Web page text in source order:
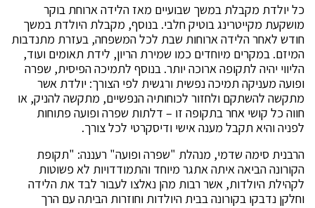
כל יולדת מקבלת במשך שבועיים מאז הלידה ארוחת בוקר
מושקעת מקייטרינג בוטיק חלבי. בנוסף, מקבלת היולדת במשך
חודש לאחר הלידה ארוחות שבת לכל המשפחה, בעזרת מתנדבות
המיזם. במקרים מיוחדים כמו שמירת הריון, לידת תאומים ועוד,
הליווי יהיה לתקופה ארוכה יותר. בנוסף לתמיכה הפיסית, שפרה
ופועה מעניקה תמיכה נפשית ורגשית לפי הצורך: יולדת אשר
מתקשה להשתקם ולחזור לכוחותיה הנפשיים, מתקשה להניק, או
חווה כל קושי אחר בתקופה זו – דלתות שפרה ופועה פתוחות
לפניה והיא תקבל מענה אישי ודיסקרטי לכל צורך.
הרבנית סימה שדמי, מנהלת "שפרה ופועה" רעננה: "תקופת
הקורונה הביאה איתה אתגר מיוחד והתמודדויות לא פשוטות
לקהילת היולדות, אשר רבות מהן נאלצו לעבור לבד את הלידה
וחלקן נדבקו בקורונה בבית היולדות וחוזרות הביתה עם הרך